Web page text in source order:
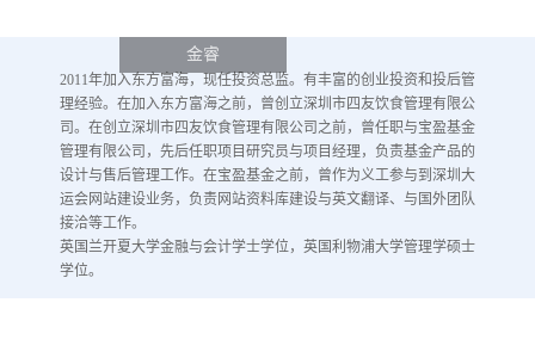
金睿
2011年加入东方富海，现任投资总监。有丰富的创业投资和投后管
理经验。在加入东方富海之前，曾创立深圳市四友饮食管理有限公
司。在创立深圳市四友饮食管理有限公司之前，曾任职与宝盈基金
管理有限公司，先后任职项目研究员与项目经理，负责基金产品的
设计与售后管理工作。在宝盈基金之前，曾作为义工参与到深圳大
运会网站建设业务，负责网站资料库建设与英文翻译、与国外团队
接洽等工作。
英国兰开夏大学金融与会计学士学位，英国利物浦大学管理学硕士
学位。